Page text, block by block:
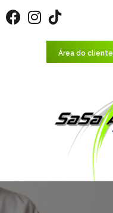
Área do cliente